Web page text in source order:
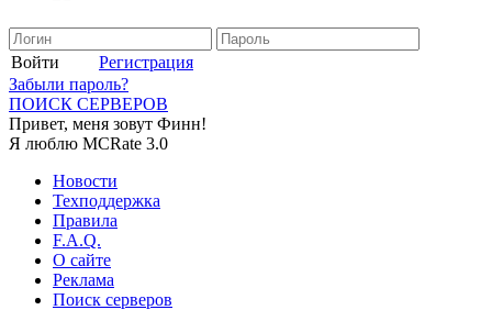
Войти
Регистрация
Забыли пароль?
ПОИСК СЕРВЕРОВ
Привет, меня зовут Финн!
Я люблю MCRate 3.0
Новости
Техподдержка
Правила
F.A.Q.
О сайте
Реклама
Поиск серверов